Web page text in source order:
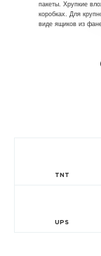
пакеты. Хрупкие
коробках. Для
виде ящиков из
TNT
UPS